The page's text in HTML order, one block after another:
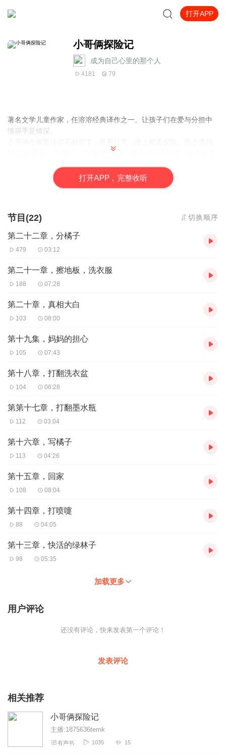
打开APP
小哥俩探险记
成为自己心里的那个人
4181 79
著名文学儿童作家，任溶溶经典译作之一。让孩子们在爱与分担中
懂得手足情深。
野蛮的“野人”，船翻了，和“野兽”作战，遇见了少先队员，还上少先
淘气的小姐俩不听话的妈妈，乱动东西，打翻墨水屏，弄脏台布；
打翻洗衣盆，屋里发大水；帮妈妈擦地板，又弄脏手绢。家里变得
打开APP，完整收听
节目(22) 切换顺序
第二十二章，分橘子
479 03:12
第二十一章，擦地板，洗衣服
188 07:28
第二十章，真相大白
103 08:00
第十九集，妈妈的担心
105 07:43
第十八章，打翻洗衣盆
104 06:28
第第十七章，打翻墨水瓶
112 03:04
第十六章，写橘子
113 04:26
第十五章，回家
108 08:04
第十四章，打喷嚏
88 04:05
第十三章，快活的绿林子
98 05:35
加载更多
用户评论
还没有评论，快来发表第一个评论！
发表评论
相关推荐
小哥俩探险记
主播:1875636temk
有声书 1035 15